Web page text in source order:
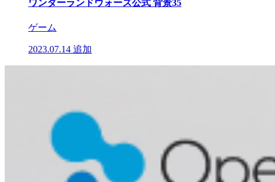
ワンダーランドウォーズ公式 背景35
ゲーム
2023.07.14 追加